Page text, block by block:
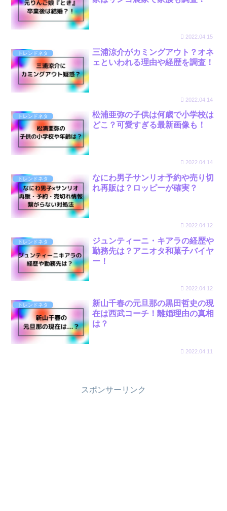
2022.04.15
トレンドネタ
三浦涼介がカミングアウト？オネ
ェといわれる理由や経歴を調査！
2022.04.14
トレンドネタ
松浦亜弥の子供は何歳で小学校は
どこ？可愛すぎる最新画像も！
2022.04.14
トレンドネタ
なにわ男子サンリオ予約や売り切
れ再販は？ロッピーが確実？
2022.04.12
トレンドネタ
ジュンティーニ・キアラの経歴や
勤務先は？アニオタ和菓子バイヤ
ー！
2022.04.12
トレンドネタ
新山千春の元旦那の黒田哲史の現
在は西武コーチ！離婚理由の真相
は？
2022.04.11
スポンサーリンク